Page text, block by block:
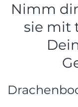
Nimm
sie mit